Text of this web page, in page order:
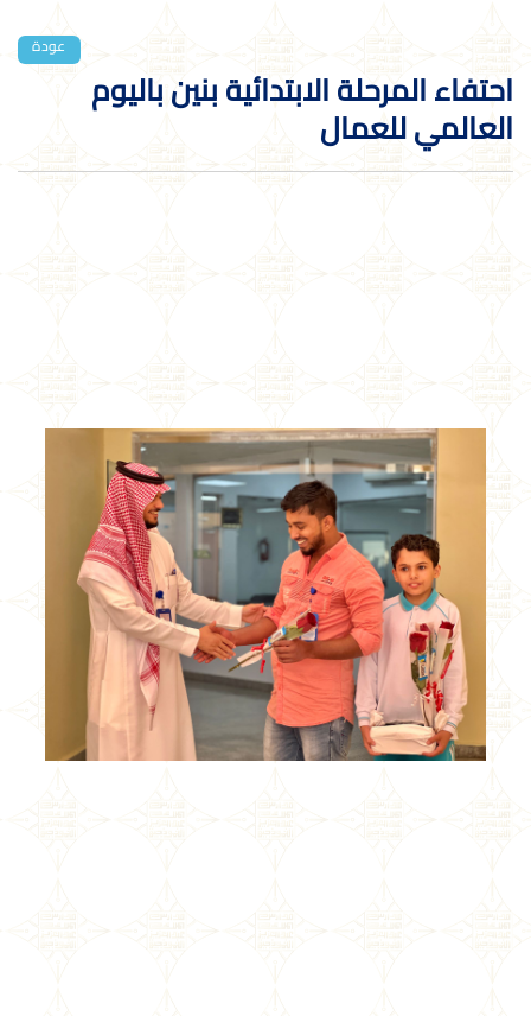
عودة
احتفاء المرحلة الابتدائية بنين باليوم
العالمي للعمال